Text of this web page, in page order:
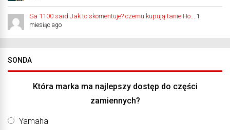
Sa 1100 said Jak to skomentuje? czemu kupują tanie Ho...
1
miesiąc ago
SONDA
Która marka ma najlepszy dostęp do części
zamiennych?
Yamaha